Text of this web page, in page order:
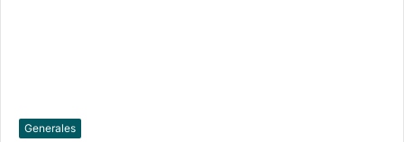
Generales